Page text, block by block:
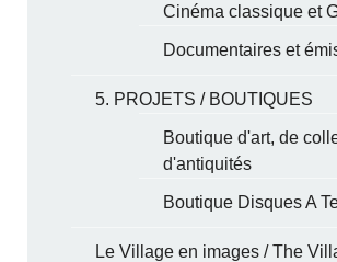
Cinéma classique et
Documentaires et
5. PROJETS / BOUTIQUES
Boutique d'art, de
d'antiquités
Boutique Disques A
Le Village en images / The